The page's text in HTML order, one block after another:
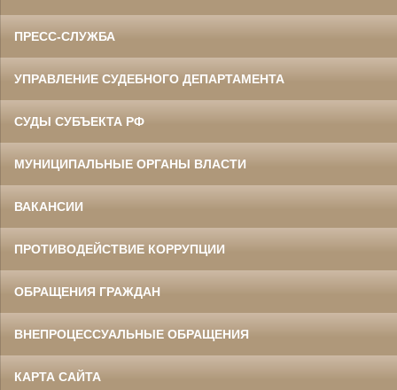
ПРЕСС-СЛУЖБА
УПРАВЛЕНИЕ СУДЕБНОГО ДЕПАРТАМЕНТА
СУДЫ СУБЪЕКТА РФ
МУНИЦИПАЛЬНЫЕ ОРГАНЫ ВЛАСТИ
ВАКАНСИИ
ПРОТИВОДЕЙСТВИЕ КОРРУПЦИИ
ОБРАЩЕНИЯ ГРАЖДАН
ВНЕПРОЦЕССУАЛЬНЫЕ ОБРАЩЕНИЯ
КАРТА САЙТА